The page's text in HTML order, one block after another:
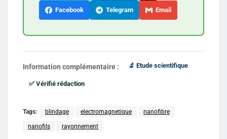
Facebook Telegram Email
Information complémentaire : 🔬 Etude scientifique
✅ Vérifié rédaction
Tags: blindage electromagnetique nanofibre
nanofils rayonnement